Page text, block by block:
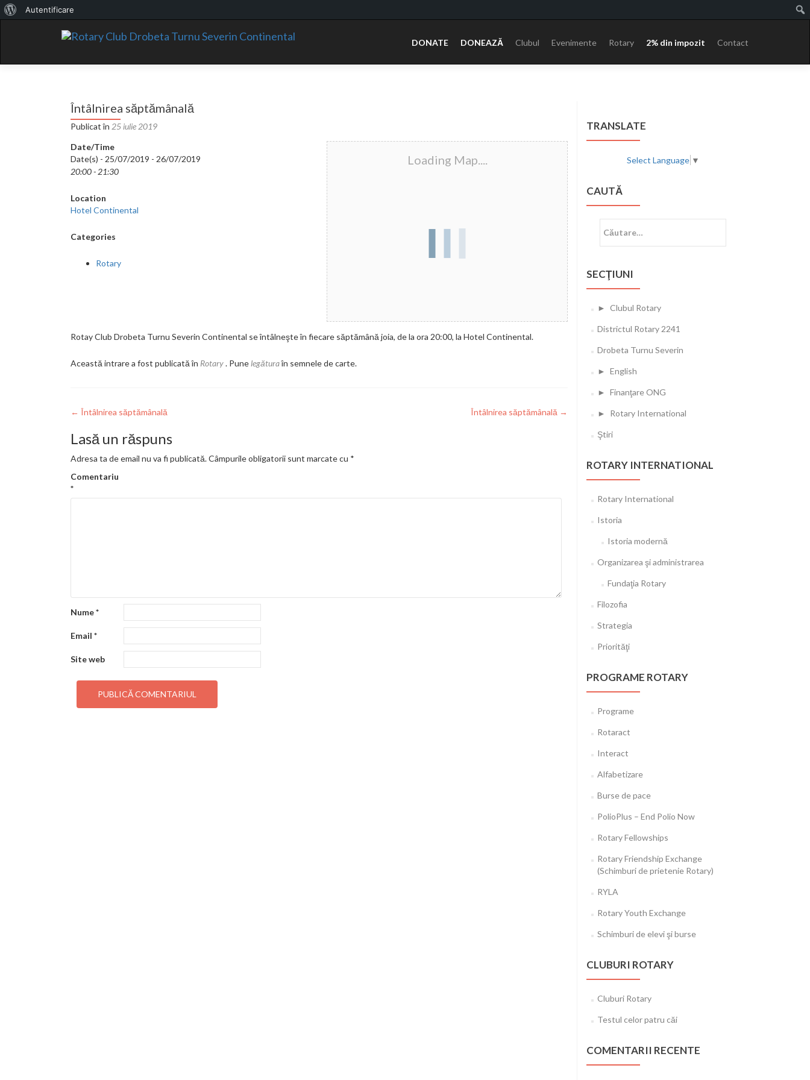
conținut
DONATE DONEAZĂ Clubul Evenimente Rotary 2% din impozit Contact
Întâlnirea săptămânală
Publicat în 25 iulie 2019
Loading Map....
Date/Time
Date(s) - 25/07/2019 - 26/07/2019
20:00 - 21:30
Location
Hotel Continental
Categories
Rotary
Rotay Club Drobeta Turnu Severin Continental se întâlneşte în fiecare săptămână joia, de la ora 20:00, la Hotel Continental.
Această intrare a fost publicată în Rotary. Punelegăturaîn semnele de carte.
Navigare
în
articole
← Întâlnirea săptămânală Întâlnirea săptămânală →
Lasă un răspuns
Adresa ta de email nu va fi publicată.Câmpurile obligatorii sunt marcate cu *
Comentariu
*
Nume*
Email *
Site web
TRANSLATE
Select Language ▼
CAUTĂ
după:
SECŢIUNI
► Clubul Rotary
Districtul Rotary 2241
Drobeta Turnu Severin
► English
► Finanţare ONG
► Rotary International
Ştiri
ROTARY INTERNATIONAL
Rotary International
Istoria
Istoria modernă
Organizarea şi administrarea
Fundaţia Rotary
Filozofia
Strategia
Priorităţi
PROGRAME ROTARY
Programe
Rotaract
Interact
Alfabetizare
Burse de pace
PolioPlus – End Polio Now
Rotary Fellowships
Rotary Friendship Exchange
(Schimburi de prietenie Rotary)
RYLA
Rotary Youth Exchange
Schimburi de elevi şi burse
CLUBURI ROTARY
Cluburi Rotary
Testul celor patru căi
COMENTARII RECENTE
Despre
Autentificare